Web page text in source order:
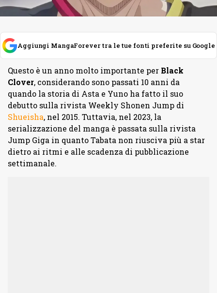
Aggiungi MangaForever tra le tue fonti preferite su Google
Questo è un anno molto importante per Black
Clover, considerando sono passati 10 anni da
quando la storia di Asta e Yuno ha fatto il suo
debutto sulla rivista Weekly Shonen Jump di
Shueisha, nel 2015. Tuttavia, nel 2023, la
serializzazione del manga è passata sulla rivista
Jump Giga in quanto Tabata non riusciva più a star
dietro ai ritmi e alle scadenza di pubblicazione
settimanale.